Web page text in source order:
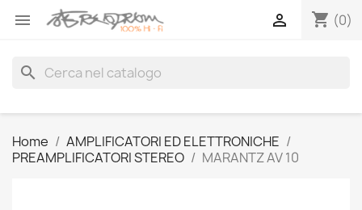
 shopping_cart (0)

search
Home
AMPLIFICATORI ED ELETTRONICHE
PREAMPLIFICATORI STEREO
MARANTZ AV 10